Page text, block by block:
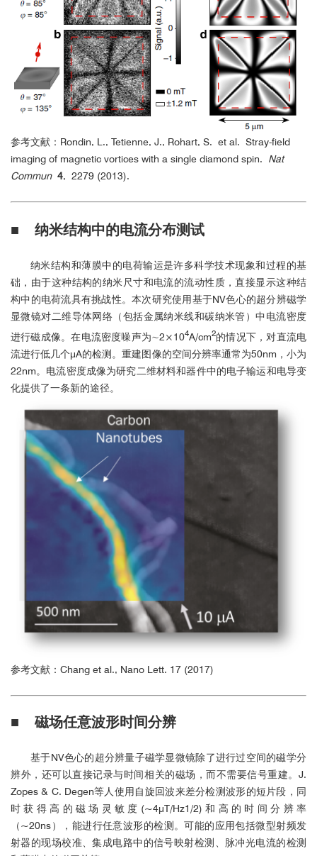
参考文献：Rondin, L., Tetienne, J., Rohart, S. et al. Stray-field
imaging of magnetic vortices with a single diamond spin. Nat
Commun 4, 2279 (2013).
■ 纳米结构中的电流分布测试
纳米结构和薄膜中的电荷输运是许多科学技术现象和过程的基
础，由于这种结构的纳米尺寸和电流的流动性质，直接显示这种结
构中的电荷流具有挑战性。本次研究使用基于NV色心的超分辨磁学
显微镜对二维导体网络（包括金属纳米线和碳纳米管）中电流密度
进行磁成像。在电流密度噪声为∼2×104A/cm2的情况下，对直流电
流进行低几个μA的检测。重建图像的空间分辨率通常为50nm，小为
22nm。电流密度成像为研究二维材料和器件中的电子输运和电导变
化提供了一条新的途径。
参考文献：Chang et al., Nano Lett. 17 (2017)
■ 磁场任意波形时间分辨
基于NV色心的超分辨量子磁学显微镜除了进行过空间的磁学分
辨外，还可以直接记录与时间相关的磁场，而不需要信号重建。J.
Zopes & C. Degen等人使用自旋回波来差分检测波形的短片段，同
时获得高的磁场灵敏度(~4μT/Hz1/2)和高的时间分辨率
（~20ns），能进行任意波形的检测。可能的应用包括微型射频发
射器的现场校准、集成电路中的信号映射检测、脉冲光电流的检测